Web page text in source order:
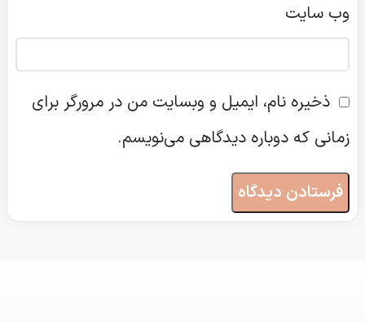
وب‌ سایت
ذخیره نام، ایمیل و وبسایت من در مرورگر برای
زمانی که دوباره دیدگاهی می‌نویسم.